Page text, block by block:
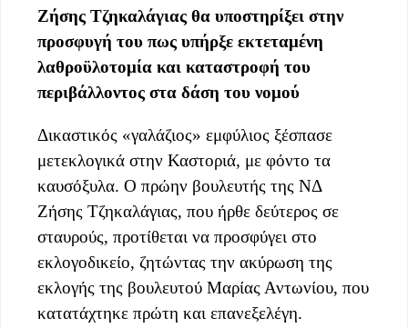
Ζήσης Τζηκαλάγιας θα υποστηρίξει στην
προσφυγή του πως υπήρξε εκτεταμένη
λαθροϋλοτομία και καταστροφή του
περιβάλλοντος στα δάση του νομού
Δικαστικός «γαλάζιος» εμφύλιος ξέσπασε
μετεκλογικά στην Καστοριά, με φόντο τα
καυσόξυλα. Ο πρώην βουλευτής της ΝΔ
Ζήσης Τζηκαλάγιας, που ήρθε δεύτερος σε
σταυρούς, προτίθεται να προσφύγει στο
εκλογοδικείο, ζητώντας την ακύρωση της
εκλογής της βουλευτού Μαρίας Αντωνίου, που
κατατάχτηκε πρώτη και επανεξελέγη.